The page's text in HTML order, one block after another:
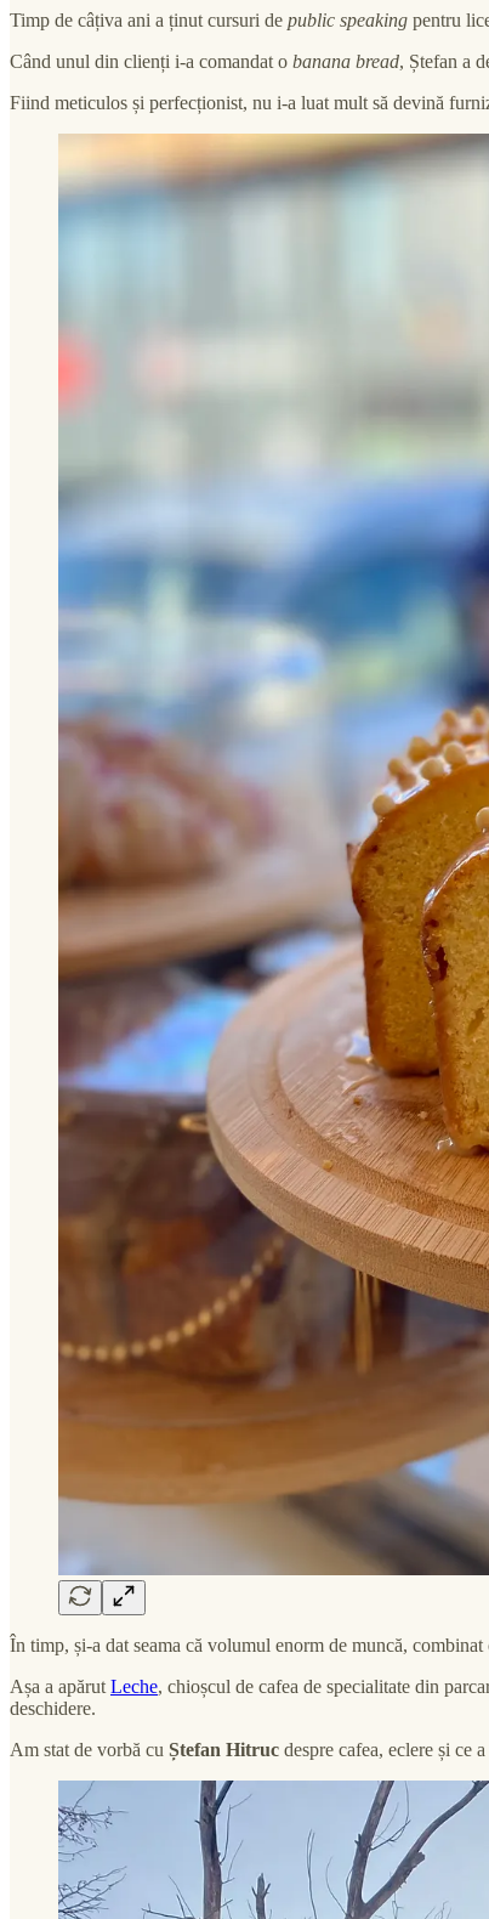
Timp de câțiva ani a ținut cursuri de public speaking pentru
Când unul din clienți i-a comandat o banana bread, Ștefan a
Fiind meticulos și perfecționist, nu i-a luat mult să devină
În timp, și-a dat seama că volumul enorm de muncă,
Așa a apărutLeche, chioșcul de cafea de specialitate din
deschidere.
Am stat de vorbă cu Ștefan Hitruc despre cafea, eclere și ce